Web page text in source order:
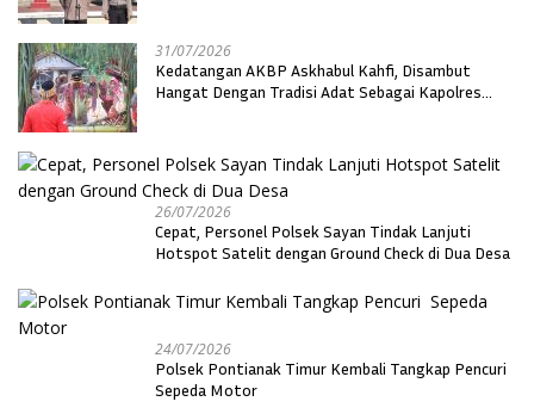
31/07/2026
Kedatangan AKBP Askhabul Kahfi, Disambut
Hangat Dengan Tradisi Adat Sebagai Kapolres
26/07/2026
Cepat, Personel Polsek Sayan Tindak Lanjuti
Hotspot Satelit dengan Ground Check di Dua Desa
24/07/2026
Polsek Pontianak Timur Kembali Tangkap Pencuri
Sepeda Motor